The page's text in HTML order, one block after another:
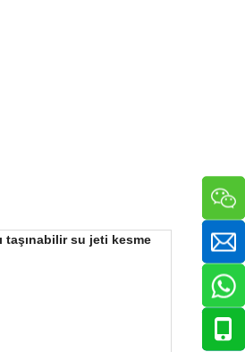
taşınabilir su jeti kesme